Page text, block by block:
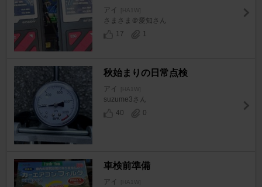
アイ [HA1W]
さまさま＠愛知さん
17
1
秋始まりの日常点検
アイ [HA1W]
suzume3さん
40
0
車検前準備
アイ [HA1W]